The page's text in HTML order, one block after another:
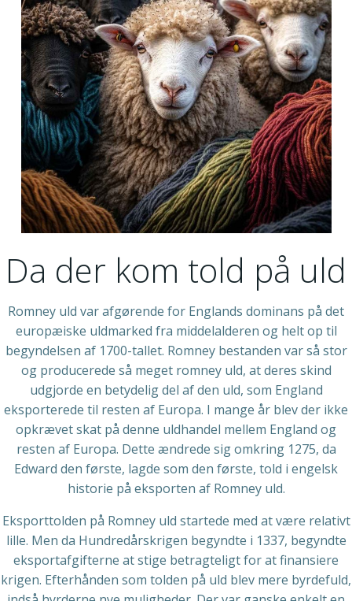
Da der kom told på uld
Romney uld var afgørende for Englands dominans på det
europæiske uldmarked fra middelalderen og helt op til
begyndelsen af 1700-tallet. Romney bestanden var så stor
og producerede så meget romney uld, at deres skind
udgjorde en betydelig del af den uld, som England
eksporterede til resten af Europa. I mange år blev der ikke
opkrævet skat på denne uldhandel mellem England og
resten af Europa. Dette ændrede sig omkring 1275, da
Edward den første, lagde som den første, told i engelsk
historie på eksporten af Romney uld.
Eksporttolden på Romney uld startede med at være relativt
lille. Men da Hundredårskrigen begyndte i 1337, begyndte
eksportafgifterne at stige betragteligt for at finansiere
krigen. Efterhånden som tolden på uld blev mere byrdefuld,